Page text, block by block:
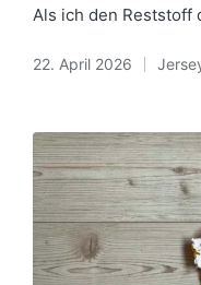
Als ich den Reststoff
22. April 2026
Posted